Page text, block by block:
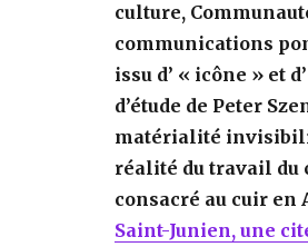
culture,
communications
issu d’ « icône » et
d’étude de Peter
matérialité
réalité du travail du
consacré au cuir
Saint-Junien, une